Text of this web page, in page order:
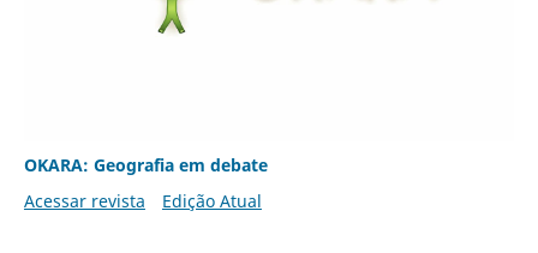
OKARA: Geografia em debate
Acessar revista
Edição Atual